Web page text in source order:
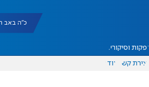
כ"ה באב תשפ"ו
הפקות וסיקורים
יצירת קשר עוד